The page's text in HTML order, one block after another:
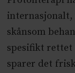
internasjonalt,
skånsom
spesifikt rettet
sparer det